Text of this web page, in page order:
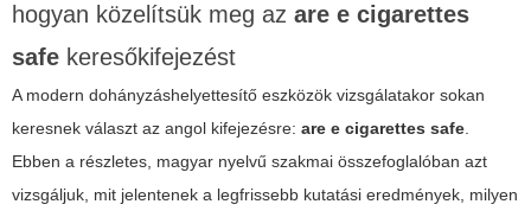
hogyan közelítsük meg az are e cigarettes
safe keresőkifejezést
A modern dohányzáshelyettesítő eszközök vizsgálatakor sokan
keresnek választ az angol kifejezésre: are e cigarettes safe.
Ebben a részletes, magyar nyelvű szakmai összefoglalóban azt
vizsgáljuk, mit jelentenek a legfrissebb kutatási eredmények, milyen